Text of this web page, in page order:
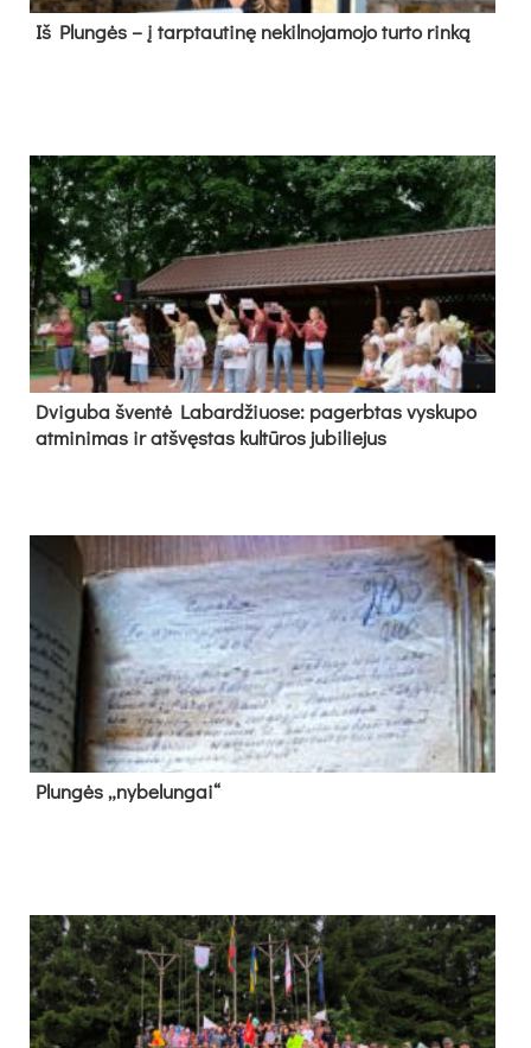
Iš Plungės – į tarptautinę nekilnojamojo turto rinką
Dvi­gu­ba šven­tė La­bar­džiuo­se: pa­gerb­tas vys­ku­po
at­mi­ni­mas ir at­švęs­tas kul­tū­ros ju­bi­lie­jus
Plun­gės „ny­be­lun­gai“